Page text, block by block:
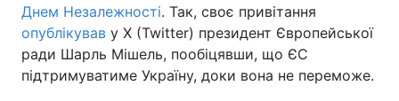
Україна Політика
Економіка Світ
Днем Незалежності. Так, своє привітання
опублікував у X (Twitter) президент Європейської
ради Шарль Мішель, пообіцявши, що ЄС
підтримуватиме Україну, доки вона не переможе.